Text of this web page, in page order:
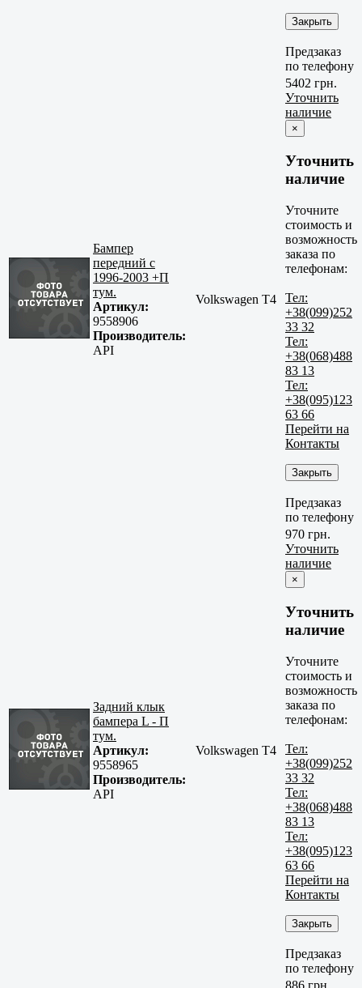
Закрыть
Предзаказ
по телефону
Бампер
передний с
1996-2003 +П
тум.
Артикул:
9558906
Производитель:
API
Volkswagen T4
5402 грн.
Уточнить
наличие
×
Уточнить
наличие
Уточните
стоимость и
возможность
заказа по
телефонам:
Тел:
+38(099)252
33 32
Тел:
+38(068)488
83 13
Тел:
+38(095)123
63 66
Перейти на
Контакты
Закрыть
Предзаказ
по телефону
Задний клык
бампера L - П
тум.
Артикул:
9558965
Производитель:
API
Volkswagen T4
970 грн.
Уточнить
наличие
×
Уточнить
наличие
Уточните
стоимость и
возможность
заказа по
телефонам:
Тел:
+38(099)252
33 32
Тел:
+38(068)488
83 13
Тел:
+38(095)123
63 66
Перейти на
Контакты
Закрыть
Предзаказ
по телефону